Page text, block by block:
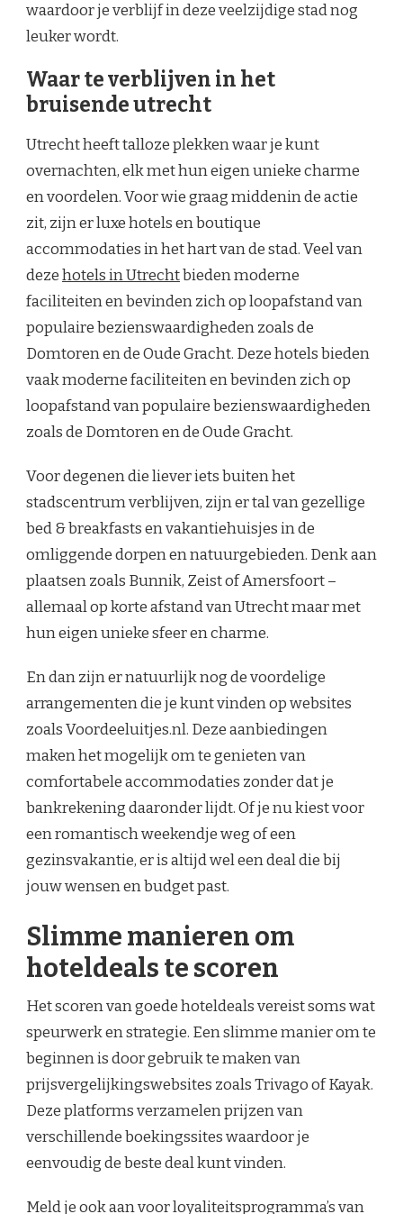
waardoor je verblijf in deze veelzijdige stad nog
leuker wordt.
Waar te verblijven in het
bruisende utrecht
Utrecht heeft talloze plekken waar je kunt
overnachten, elk met hun eigen unieke charme
en voordelen. Voor wie graag middenin de actie
zit, zijn er luxe hotels en boutique
accommodaties in het hart van de stad. Veel van
dezehotels in Utrechtbieden moderne
faciliteiten en bevinden zich op loopafstand van
populaire bezienswaardigheden zoals de
Domtoren en de Oude Gracht. Deze hotels bieden
vaak moderne faciliteiten en bevinden zich op
loopafstand van populaire bezienswaardigheden
zoals de Domtoren en de Oude Gracht.
Voor degenen die liever iets buiten het
stadscentrum verblijven, zijn er tal van gezellige
bed & breakfasts en vakantiehuisjes in de
omliggende dorpen en natuurgebieden. Denk aan
plaatsen zoals Bunnik, Zeist of Amersfoort –
allemaal op korte afstand van Utrecht maar met
hun eigen unieke sfeer en charme.
En dan zijn er natuurlijk nog de voordelige
arrangementen die je kunt vinden op websites
zoals Voordeeluitjes.nl. Deze aanbiedingen
maken het mogelijk om te genieten van
comfortabele accommodaties zonder dat je
bankrekening daaronder lijdt. Of je nu kiest voor
een romantisch weekendje weg of een
gezinsvakantie, er is altijd wel een deal die bij
jouw wensen en budget past.
Slimme manieren om
hoteldeals te scoren
Het scoren van goede hoteldeals vereist soms wat
speurwerk en strategie. Een slimme manier om te
beginnen is door gebruik te maken van
prijsvergelijkingswebsites zoals Trivago of Kayak.
Deze platforms verzamelen prijzen van
verschillende boekingssites waardoor je
eenvoudig de beste deal kunt vinden.
Meld je ook aan voor loyaliteitsprogramma’s van